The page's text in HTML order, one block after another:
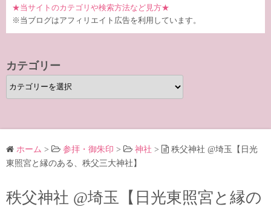
★当サイトのカテゴリや検索方法など見方★
※当ブログはアフィリエイト広告を利用しています。
カテゴリー
カ
テ
リ
ー ホーム > 参拝・御朱印 > 神社 >
秩父神社 @埼玉【日光
東照宮と縁のある、秩父三大神社】
秩父神社 @埼玉【日光東照宮と縁の